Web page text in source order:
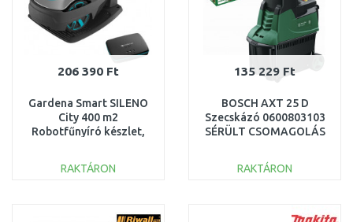
206 390 Ft
Gardena Smart SILENO
City 400 m2
Robotfűnyíró készlet,
SZERVIZELT
RAKTÁRON
Összehasonlítás
135 229 Ft
BOSCH AXT 25 D
Szecskázó 0600803103
SÉRÜLT CSOMAGOLÁS
RAKTÁRON
Összehasonlítás